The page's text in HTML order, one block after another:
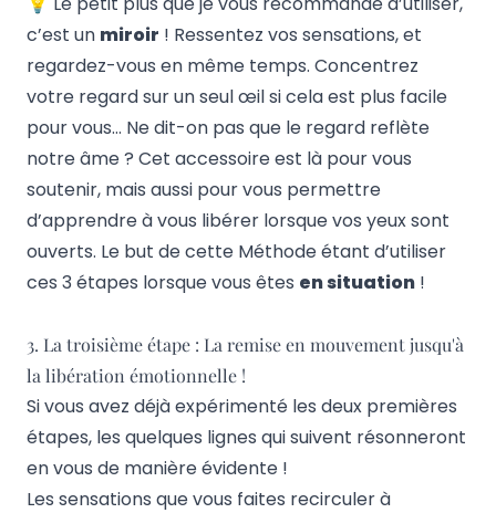
c’est un miroir ! Ressentez vos sensations, et
regardez-vous en même temps. Concentrez
votre regard sur un seul œil si cela est plus facile
pour vous… Ne dit-on pas que le regard reflète
notre âme ? Cet accessoire est là pour vous
soutenir, mais aussi pour vous permettre
d’apprendre à vous libérer lorsque vos yeux sont
ouverts. Le but de cette Méthode étant d’utiliser
ces 3 étapes lorsque vous êtes en situation !
3. La troisième étape : La remise en mouvement jusqu'à
la libération émotionnelle !
Si vous avez déjà expérimenté les deux premières
étapes, les quelques lignes qui suivent résonneront
en vous de manière évidente !
Les sensations que vous faites recirculer à